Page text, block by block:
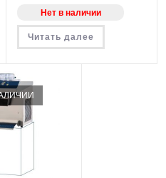
Нет в наличии
Читать далее